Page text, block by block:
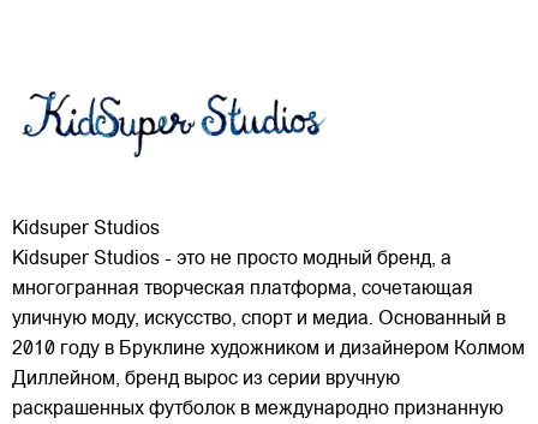
Kidsuper Studios
Kidsuper Studios - это не просто модный бренд, а
многогранная творческая платформа, сочетающая
уличную моду, искусство, спорт и медиа. Основанный в
2010 году в Бруклине художником и дизайнером Колмом
Диллейном, бренд вырос из серии вручную
раскрашенных футболок в международно признанную